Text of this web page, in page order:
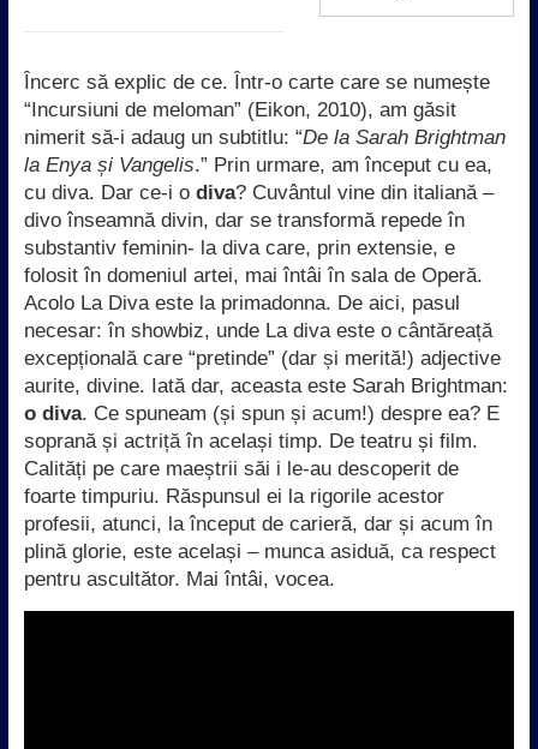
Încerc să explic de ce. Într-o carte care se numește
“Incursiuni de meloman” (Eikon, 2010), am găsit
nimerit să-i adaug un subtitlu: “De la Sarah Brightman
la Enya și Vangelis.” Prin urmare, am început cu ea,
cu diva. Dar ce-i o diva? Cuvântul vine din italiană –
divo înseamnă divin, dar se transformă repede în
substantiv feminin- la diva care, prin extensie, e
folosit în domeniul artei, mai întâi în sala de Operă.
Acolo La Diva este la primadonna. De aici, pasul
necesar: în showbiz, unde La diva este o cântăreață
excepțională care “pretinde” (dar și merită!) adjective
aurite, divine. Iată dar, aceasta este Sarah Brightman:
o diva. Ce spuneam (și spun și acum!) despre ea? E
soprană și actriță în același timp. De teatru și film.
Calități pe care maeștrii săi i le-au descoperit de
foarte timpuriu. Răspunsul ei la rigorile acestor
profesii, atunci, la început de carieră, dar și acum în
plină glorie, este același – munca asiduă, ca respect
pentru ascultător. Mai întâi, vocea.